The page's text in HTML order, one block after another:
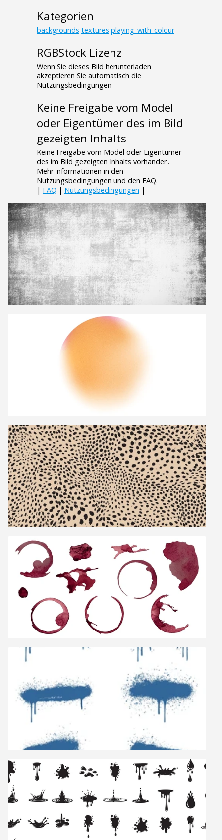
Kategorien
backgrounds textures playing_with_colour
RGBStock Lizenz
Wenn Sie dieses Bild herunterladen
akzeptieren Sie automatisch die
Nutzungsbedingungen
Keine Freigabe vom Model
oder Eigentümer des im Bild
gezeigten Inhalts
Keine Freigabe vom Model oder Eigentümer
des im Bild gezeigten Inhalts vorhanden.
Mehr informationen in den
Nutzungsbedingungen und den FAQ.
| FAQ | Nutzungsbedingungen |